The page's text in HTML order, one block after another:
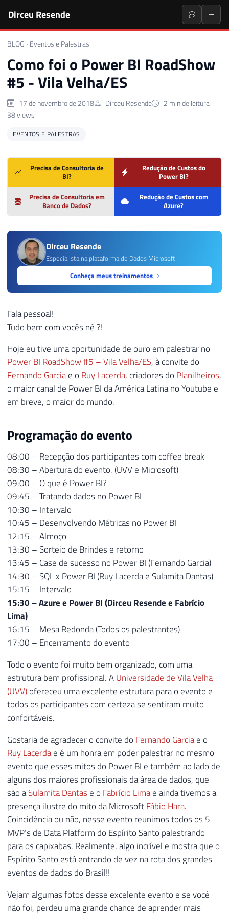
Dirceu Resende
BLOG › Eventos e Palestras
Como foi o Power BI RoadShow
#5 - Vila Velha/ES
17 de novembro de 2018 Dirceu Resende
2 min de leitura
38 views
EVENTOS E PALESTRAS
Precisa de Consultoria de
BI?
Redução de Custos do
Power BI?
Precisa de Consultoria em
Banco de Dados?
Redução de Custos com
Azure?
Dirceu Resende
Especialista na plataforma de Dados Microsoft
Conheça meus treinamentos
Fala pessoal!
Tudo bem com vocês né ?!
Hoje eu tive uma oportunidade de ouro em palestrar no
Power BI RoadShow #5 – Vila Velha/ES, à convite do
Fernando Garciae o Ruy Lacerda, criadores do Planilheiros,
o maior canal de Power BI da América Latina no Youtube e
em breve, o maior do mundo.
Programação do evento
08:00 – Recepção dos participantes com coffee break
08:30 – Abertura do evento. (UVV e Microsoft)
09:00 – O que é Power BI?
09:45 – Tratando dados no Power BI
10:30 – Intervalo
10:45 – Desenvolvendo Métricas no Power BI
12:15 – Almoço
13:30 – Sorteio de Brindes e retorno
13:45 – Case de sucesso no Power BI (Fernando Garcia)
14:30 – SQL x Power BI (Ruy Lacerda e Sulamita Dantas)
15:15 – Intervalo
15:30 – Azure e Power BI (Dirceu Resende e Fabrício
Lima)
16:15 – Mesa Redonda (Todos os palestrantes)
17:00 – Encerramento do evento
Todo o evento foi muito bem organizado, com uma
estrutura bem profissional. AUniversidade de Vila Velha
(UVV)ofereceu uma excelente estrutura para o evento e
todos os participantes com certeza se sentiram muito
confortáveis.
Gostaria de agradecer o convite do Fernando Garciae o
Ruy Lacerdae é um honra em poder palestrar no mesmo
evento que esses mitos do Power BI e também ao lado de
alguns dos maiores profissionais da área de dados, que
são aSulamita Dantas e o Fabrício Limae ainda tivemos a
presença ilustre do mito da MicrosoftFábio Hara.
Coincidência ou não, nesse evento reunimos todos os 5
MVP’s de Data Platform do Espírito Santo palestrando
para os capixabas. Realmente, algo incrível e mostra que o
Espírito Santo está entrando de vez na rota dos grandes
eventos de dados do Brasil!!
Vejam algumas fotos desse excelente evento e se você
não foi, perdeu uma grande chance de aprender mais